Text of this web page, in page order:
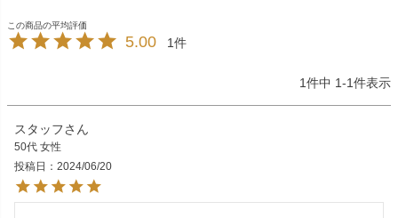
5.00 1
1件中 1-1件表示
スタッフ
50代 女性
投稿日
2024/06/20